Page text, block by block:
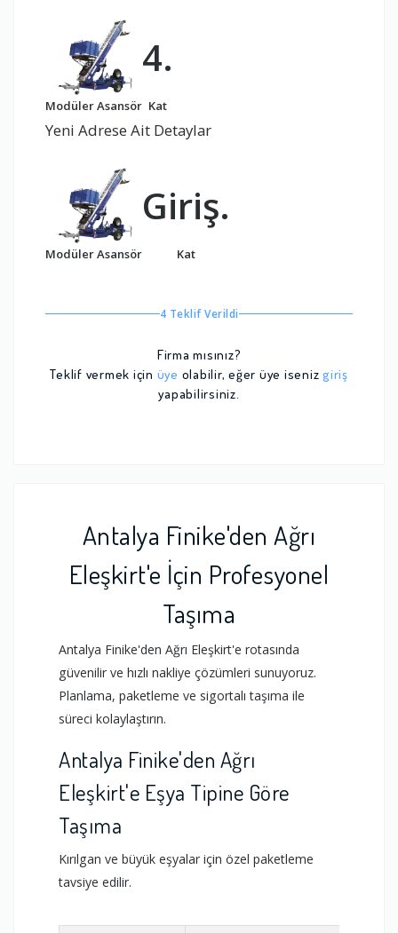
Modüler Asansör
4.
Kat
Yeni Adrese Ait Detaylar
Modüler Asansör
Giriş.
Kat
4 Teklif Verildi
Firma mısınız?
Teklif vermek için üye olabilir, eğer üye iseniz giriş
yapabilirsiniz.
Antalya Finike'den Ağrı
Eleşkirt'e İçin Profesyonel
Taşıma
Antalya Finike'den Ağrı Eleşkirt'e rotasında
güvenilir ve hızlı nakliye çözümleri sunuyoruz.
Planlama, paketleme ve sigortalı taşıma ile
süreci kolaylaştırın.
Antalya Finike'den Ağrı
Eleşkirt'e Eşya Tipine Göre
Taşıma
Kırılgan ve büyük eşyalar için özel paketleme
tavsiye edilir.